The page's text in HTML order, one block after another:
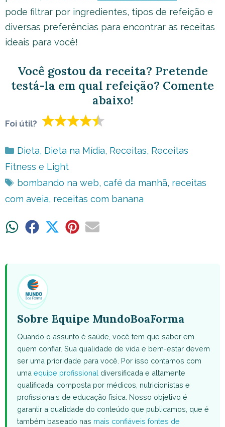
pode filtrar por ingredientes, tipos de refeição e
diversas preferências para encontrar as receitas
ideais para você!
Você gostou da receita? Pretende
testá-la em qual refeição? Comente
abaixo!
Foi útil?
Categorias
Dieta, Dieta na Mídia, Receitas, Receitas
Fitness e Light
Tags
bombando na web, café da manhã, receitas
com aveia, receitas com banana
ShareShare ShareShareShare
Sobre Equipe MundoBoaForma
Quando o assunto é saúde, você tem que saber em
quem confiar. Sua qualidade de vida e bem-estar devem
ser uma prioridade para você. Por isso contamos com
uma equipe profissional diversificada e altamente
qualificada, composta por médicos, nutricionistas e
profissionais de educação física. Nosso objetivo é
garantir a qualidade do conteúdo que publicamos, que é
também baseado nas mais confiáveis fontes de